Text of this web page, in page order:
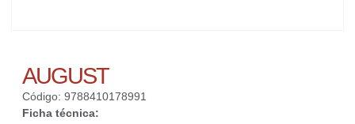
AUGUST
Código: 9788410178991
Ficha técnica: